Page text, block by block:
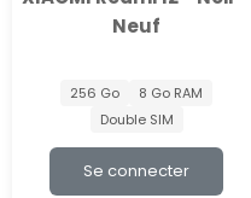
Neuf
256 Go
8 Go RAM
Double SIM
Se connecter